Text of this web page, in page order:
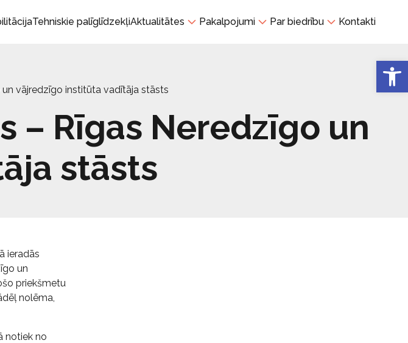
Tehniskie palīglīdzekļiAktualitātes Pakalpojumi Par biedrību Kontakti
vājredzīgo institūta vadītāja stāsts
– Rīgas Neredzīgo un
stāsts
ieradās
un
priekšmetu
nolēma,
notiek no